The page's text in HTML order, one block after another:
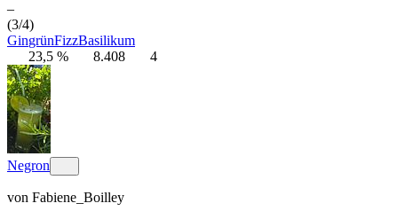
–
(3/4)
GingrünFizzBasilikum
23,5 %
8.408 4
Negron
von Fabiene_Boilley